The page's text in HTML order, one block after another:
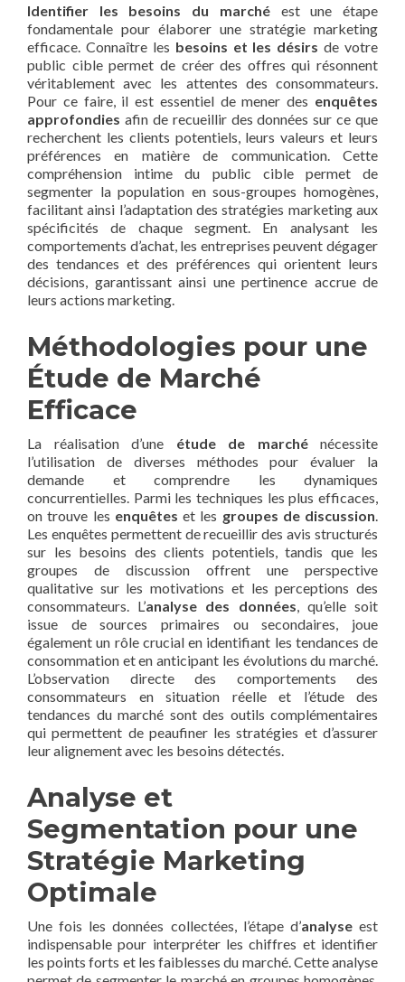
Identifier les besoins du marchéest une étape
fondamentale pour élaborer une stratégie marketing
efficace. Connaître les besoins et les désirs de votre
public cible permet de créer des offres qui résonnent
véritablement avec les attentes des consommateurs.
Pour ce faire, il est essentiel de mener des enquêtes
approfondies afin de recueillir des données sur ce que
recherchent les clients potentiels, leurs valeurs et leurs
préférences en matière de communication. Cette
compréhension intime du public cible permet de
segmenter la population en sous-groupes homogènes,
facilitant ainsi l’adaptation des stratégies marketing aux
spécificités de chaque segment. En analysant les
comportements d’achat, les entreprises peuvent dégager
des tendances et des préférences qui orientent leurs
décisions, garantissant ainsi une pertinence accrue de
leurs actions marketing.
Méthodologies pour une
Étude de Marché
Efficace
La réalisation d’une étude de marchénécessite
l’utilisation de diverses méthodes pour évaluer la
demande et comprendre les dynamiques
concurrentielles. Parmi les techniques les plus efficaces,
on trouve les enquêtes et les groupes de discussion.
Les enquêtes permettent de recueillir des avis structurés
sur les besoins des clients potentiels, tandis que les
groupes de discussion offrent une perspective
qualitative sur les motivations et les perceptions des
consommateurs. L’analyse des données, qu’elle soit
issue de sources primaires ou secondaires, joue
également un rôle crucial en identifiant les tendances de
consommation et en anticipant les évolutions du marché.
L’observation directe des comportements des
consommateurs en situation réelle et l’étude des
tendances du marché sont des outils complémentaires
qui permettent de peaufiner les stratégies et d’assurer
leur alignement avec les besoins détectés.
Analyse et
Segmentation pour une
Stratégie Marketing
Optimale
Une fois les données collectées, l’étape d’analyseest
indispensable pour interpréter les chiffres et identifier
les points forts et les faiblesses du marché. Cette analyse